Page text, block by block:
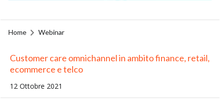
Home Webinar
Customer care omnichannel in ambito finance, retail,
ecommerce e telco
12 Ottobre 2021